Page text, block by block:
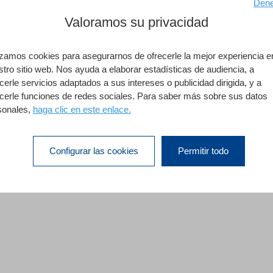
Valoramos su privacidad
cookies para asegurarnos de ofrecerle la mejor experiencia
sitio web. Nos ayuda a elaborar estadísticas de audiencia, a
servicios adaptados a sus intereses o publicidad dirigida, y a
funciones de redes sociales. Para saber más sobre sus datos
haga clic en este enlace.
Configurar las cookies Permitir todo